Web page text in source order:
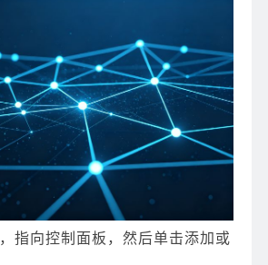
指向控制面板，然后单击添加或